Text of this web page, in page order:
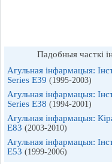
Падобныя часткі
Агульная інфармацыя:
Series E39 (1995-2003)
Агульная інфармацыя:
Series E38 (1994-2001)
Агульная інфармацыя:
E83 (2003-2010)
Агульная інфармацыя:
E53 (1999-2006)